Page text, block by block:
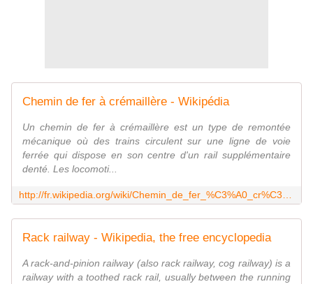
Chemin de fer à crémaillère - Wikipédia
Un chemin de fer à crémaillère est un type de remontée
mécanique où des trains circulent sur une ligne de voie
ferrée qui dispose en son centre d'un rail supplémentaire
denté. Les locomoti...
Rack railway - Wikipedia, the free encyclopedia
A rack-and-pinion railway (also rack railway, cog railway) is a
railway with a toothed rack rail, usually between the running